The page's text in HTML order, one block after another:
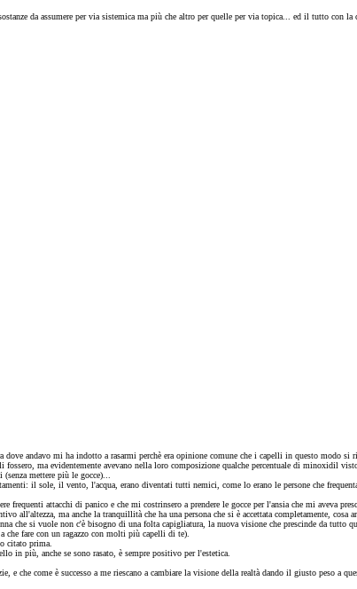
da assumere per via sistemica ma più che altro per quelle per via topica... ed il tutto con la
andavo mi ha indotto a rasarmi perchè era opinione comune che i capelli in questo modo si
ma evidentemente avevano nella loro composizione qualche percentuale di minoxidil
mettere più le gocce)...
il sole, il vento, l'acqua, erano diventati tutti nemici, come lo erano le persone che
attacchi di panico e che mi costrinsero a prendere le gocce per l'ansia che mi aveva
ma anche la tranquillità che ha una persona che si è accettata completamente, cosa
che si vuole non c'è bisogno di una folta capigliatura, la nuova visione che prescinde da
che fare con un ragazzo con molti più capelli di te).
citato prima.
in più, anche se sono rasato, è sempre positivo per l'estetica.
e che come è successo a me riescano a cambiare la visione della realtà dando il giusto peso a